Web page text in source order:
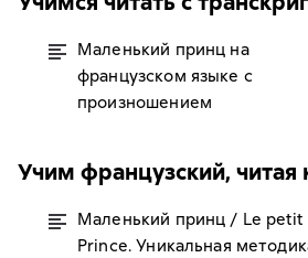
Маленький принц на
французском языке с
произношением
Учим французский, читая
Маленький принц / Le petit
Prince. Уникальная